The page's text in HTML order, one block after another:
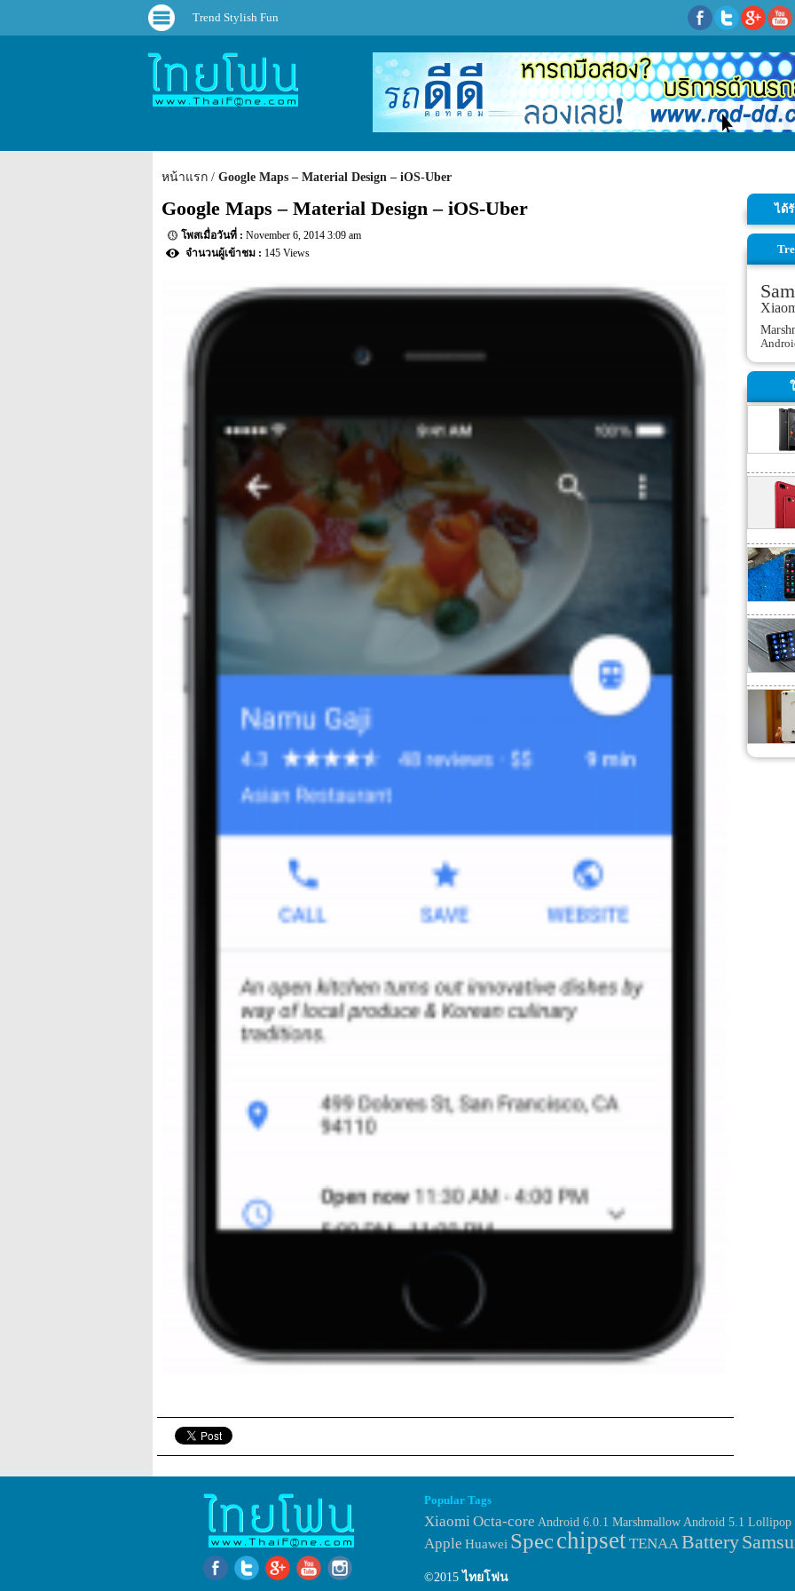
Trend Stylish Fun
หน้าแรก Google Maps – Material Design – iOS-Uber
Google Maps – Material Design – iOS-Uber
November 6, 2014 3:09 am
145 Views
ได้
Popular Tags
XiaomiOcta-core Android 6.0.1 Marshmallow Android 5.1 Lollipop
Apple Huawei SpecchipsetTENAABattery
©2015 ไทยโฟน